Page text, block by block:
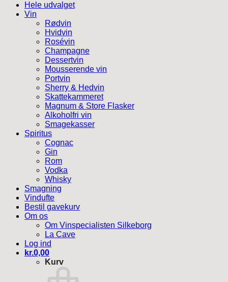
Hele udvalget
Vin
Rødvin
Hvidvin
Rosévin
Champagne
Dessertvin
Mousserende vin
Portvin
Sherry & Hedvin
Skattekammeret
Magnum & Store Flasker
Alkoholfri vin
Smagekasser
Spiritus
Cognac
Gin
Rom
Vodka
Whisky
Smagning
Vindufte
Bestil gavekurv
Om os
Om Vinspecialisten Silkeborg
La Cave
Log ind
kr.0,00
Kurv